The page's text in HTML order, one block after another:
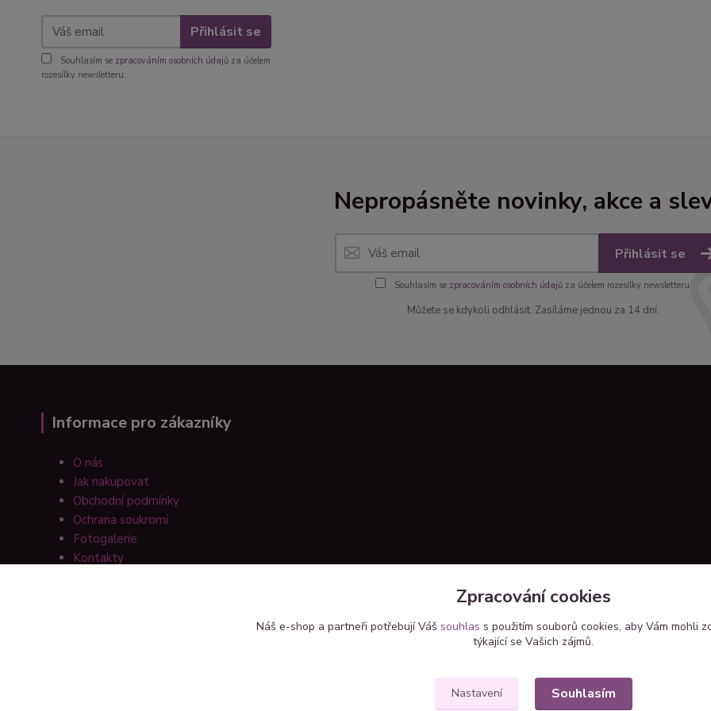
Přihlásit se
Souhlasím se zpracováním osobních údajů za účelem
rozesílky newsletteru.
Nepropásněte novinky, akce a
Přihlásit se
Souhlasím se zpracováním osobních údajůza účelem rozesílky newsletteru.
Můžete se kdykoli odhlásit. Zasíláme jednou za 14 dní.
Informace pro zákazníky
O nás
Jak nakupovat
Obchodní podmínky
Ochrana soukromí
Fotogalerie
Kontakty
Zpracování cookies
Náš e-shop a partneři potřebují Váš souhlas s použitím souborů cookies, aby Vám mohli
týkající se Vašich zájmů.
Nastavení Souhlasím